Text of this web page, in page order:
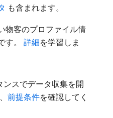
も含まれます。
物客のプロファイル情
す。 詳細を学習しま
ンスでデータ収集を開
前提条件を確認してく